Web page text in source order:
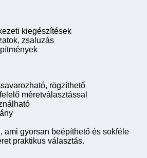
kiegészítések
zsaluzás
rögzíthető
méretválasztással
ami gyorsan beépíthető és sokféle
praktikus választás.